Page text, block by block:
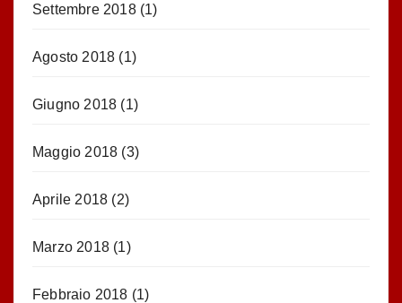
Settembre 2018(1)
Agosto 2018 (1)
Giugno 2018 (1)
Maggio 2018 (3)
Aprile 2018 (2)
Marzo 2018 (1)
Febbraio 2018 (1)